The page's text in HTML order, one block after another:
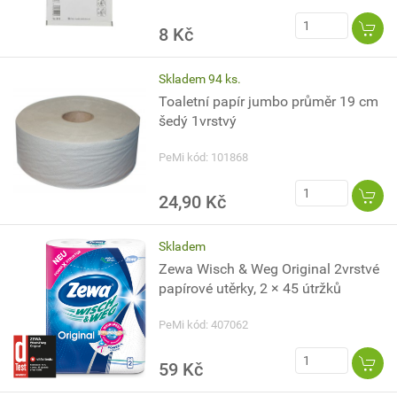
8 Kč
Skladem 94 ks.
Toaletní papír jumbo průměr 19 cm
šedý 1vrstvý
PeMi kód: 101868
24,90 Kč
Skladem
Zewa Wisch & Weg Original 2vrstvé
papírové utěrky, 2 × 45 útržků
PeMi kód: 407062
59 Kč